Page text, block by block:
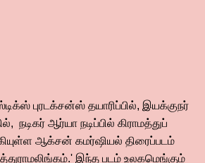
புரடக்சன்ஸ் தயாரிப்பில், இயக்குநர்
ஆர்யா நடிப்பில் கிராமத்துப்
ஆக்சன் கமர்ஷியல் திரைப்படம்
இந்த படம் உலகமெங்கும்